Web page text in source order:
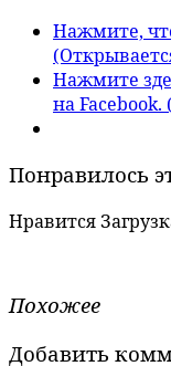
Нажмите,
Нажмите
на
Понравилось
Нравится
Похожее
Добавить